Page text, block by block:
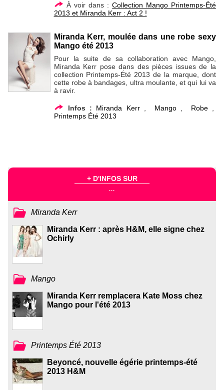
À voir dans :Collection Mango Printemps-Été
2013 et Miranda Kerr : Act 2 !
Miranda Kerr, moulée dans une robe sexy
Mango été 2013
Pour la suite de sa collaboration avec Mango,
Miranda Kerr pose dans des pièces issues de la
collection Printemps-Été 2013 de la marque, dont
cette robe à bandages, ultra moulante, et qui lui va
à ravir.
Infos : Miranda Kerr, Mango, Robe,
Printemps Été 2013
+ D'INFOS SUR
...
Miranda Kerr
Miranda Kerr : après H&M, elle signe chez
Ochirly
Mango
Miranda Kerr remplacera Kate Moss chez
Mango pour l'été 2013
Printemps Été 2013
Beyoncé, nouvelle égérie printemps-été
2013 H&M